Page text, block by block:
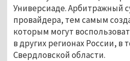
Универсиаде. Арбитражный
провайдера, тем самым
которым могут
в других регионах России, в
Свердловской области.